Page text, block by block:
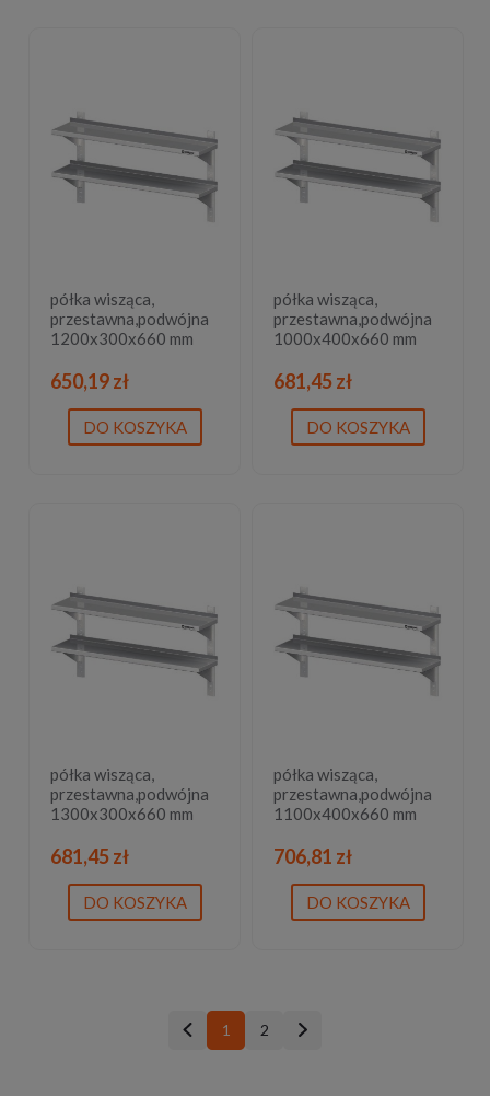
półka wisząca,
przestawna,podwójna
1200x300x660 mm
650,19 zł
DO KOSZYKA
półka wisząca,
przestawna,podwójna
1000x400x660 mm
681,45 zł
DO KOSZYKA
półka wisząca,
przestawna,podwójna
1300x300x660 mm
681,45 zł
DO KOSZYKA
półka wisząca,
przestawna,podwójna
1100x400x660 mm
706,81 zł
DO KOSZYKA
1 2